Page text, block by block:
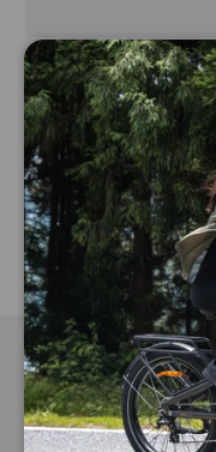
Zip
køb af
Free 440,00 kr